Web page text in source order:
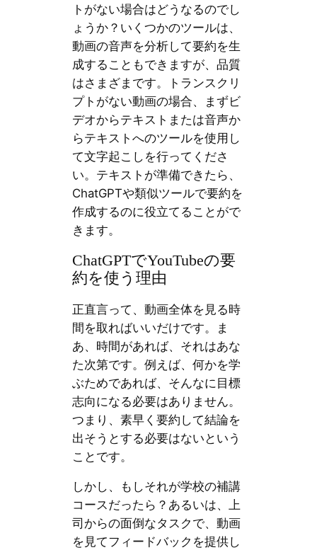
トがない場合はどうなるのでし
ょうか？いくつかのツールは、
動画の音声を分析して要約を生
成することもできますが、品質
はさまざまです。トランスクリ
プトがない動画の場合、まずビ
デオからテキストまたは音声か
らテキストへのツールを使用し
て文字起こしを行ってくださ
い。テキストが準備できたら、
ChatGPTや類似ツールで要約を
作成するのに役立てることがで
きます。
ChatGPTでYouTubeの要
約を使う理由
正直言って、動画全体を見る時
間を取ればいいだけです。ま
あ、時間があれば、それはあな
た次第です。例えば、何かを学
ぶためであれば、そんなに目標
志向になる必要はありません。
つまり、素早く要約して結論を
出そうとする必要はないという
ことです。
しかし、もしそれが学校の補講
コースだったら？あるいは、上
司からの面倒なタスクで、動画
を見てフィードバックを提供し